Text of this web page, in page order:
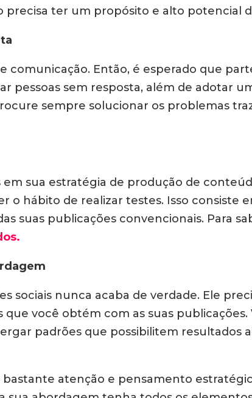
precisa ter um propósito e alto potencial
comunicação. Então, é esperado que
pessoas sem resposta, além de adotar
sempre solucionar os problemas
sua estratégia de produção de
o hábito de realizar testes. Isso consiste
suas publicações convencionais. Para
sociais nunca acaba de verdade. Ele
você obtém com as suas publicações.
padrões que possibilitem resultados
atenção e pensamento